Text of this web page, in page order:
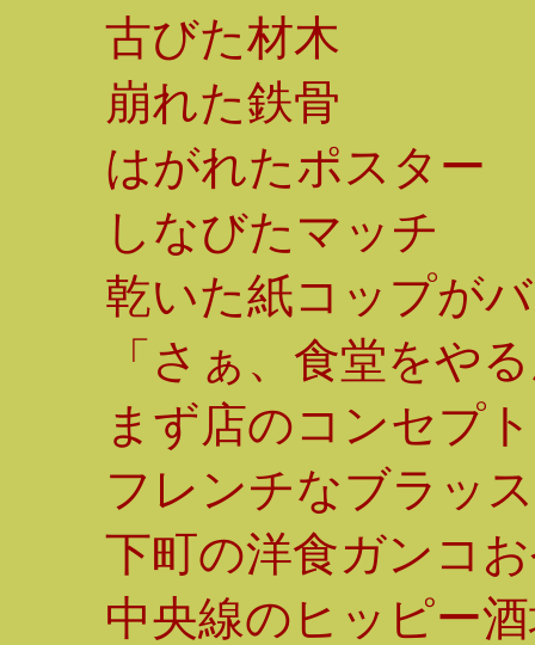
古びた材木
崩れた鉄骨
はがれたポスター
しなびたマッチ
乾いた紙コップが
「さぁ、食堂をや
まず店のコンセプ
フレンチなブラッ
下町の洋食ガンコ
中央線のヒッピー